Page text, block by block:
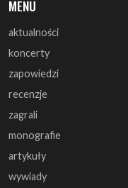
zapowiedzi
recenzje
zagrali
monografie
artykuły
wywiady